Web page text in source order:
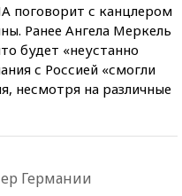
поговорит с канцлером
Ранее Ангела Меркель
будет «неустанно
с Россией «смогли
несмотря на различные
Германии